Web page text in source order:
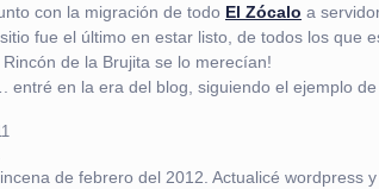
con la migración de todo El Zócalo a
fue el último en estar listo, de todos los que
de la Brujita se lo merecían!
entré en la era del blog, siguiendo el ejemplo
de febrero del 2012. Actualicé wordpress